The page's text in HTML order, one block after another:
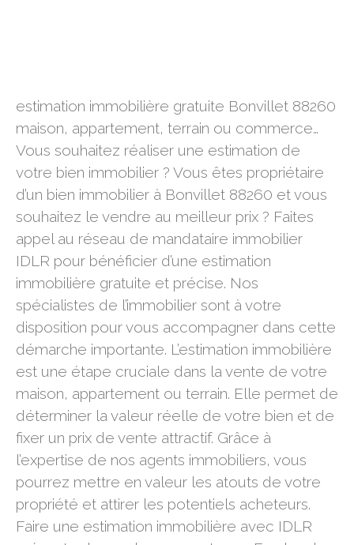
estimation immobilière gratuite Bonvillet 88260
maison, appartement, terrain ou commerce…
Vous souhaitez réaliser une estimation de
votre bien immobilier ? Vous êtes propriétaire
d’un bien immobilier à Bonvillet 88260 et vous
souhaitez le vendre au meilleur prix ? Faites
appel au réseau de mandataire immobilier
IDLR pour bénéficier d’une estimation
immobilière gratuite et précise. Nos
spécialistes de l’immobilier sont à votre
disposition pour vous accompagner dans cette
démarche importante. L’estimation immobilière
est une étape cruciale dans la vente de votre
maison, appartement ou terrain. Elle permet de
déterminer la valeur réelle de votre bien et de
fixer un prix de vente attractif. Grâce à
l’expertise de nos agents immobiliers, vous
pourrez mettre en valeur les atouts de votre
propriété et attirer les potentiels acheteurs.
Faire une estimation immobilière avec IDLR